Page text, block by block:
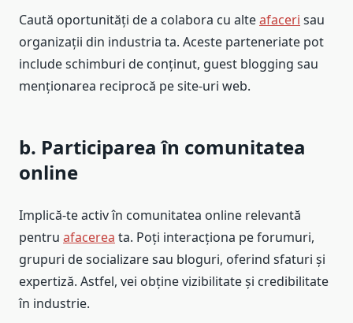
Caută oportunități de a colabora cu alteafaceri sau
organizații din industria ta. Aceste parteneriate pot
include schimburi de conținut, guest blogging sau
menționarea reciprocă pe site-uri web.
b. Participarea în comunitatea
online
Implică-te activ în comunitatea online relevantă
pentru afacerea ta. Poți interacționa pe forumuri,
grupuri de socializare sau bloguri, oferind sfaturi și
expertiză. Astfel, vei obține vizibilitate și credibilitate
în industrie.